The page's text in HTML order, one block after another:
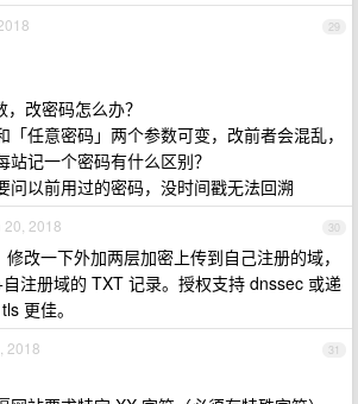
29
改密码怎么办？
「任意密码」两个参数可变，改前者会混乱，
站记一个密码有什么区别？
问以前用过的密码，没时间戳无法回溯
30
20, 2018
改一下外加两层加密上传到自己注册的域，
注册域的 TXT 记录。授权支持 dnssec 或递
更佳。
31
2018